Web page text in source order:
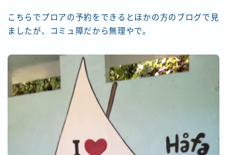
こちらでプロアの予約をできるとほかの方のブログで見
ましたが、コミュ障だから無理やで。